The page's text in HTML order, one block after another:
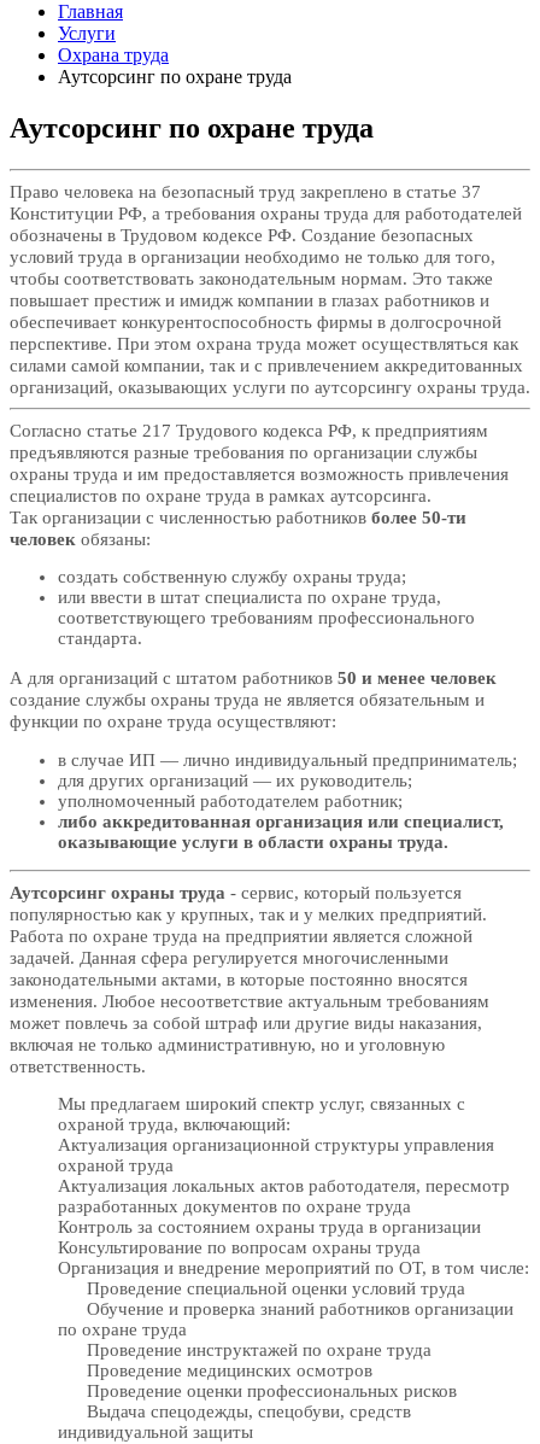
Главная
Услуги
Охрана труда
Аутсорсинг по охране труда
Аутсорсинг по охране труда
Право человека на безопасный труд закреплено в статье 37
Конституции РФ, а требования охраны труда для работодателей
обозначены в Трудовом кодексе РФ. Создание безопасных
условий труда в организации необходимо не только для того,
чтобы соответствовать законодательным нормам. Это также
повышает престиж и имидж компании в глазах работников и
обеспечивает конкурентоспособность фирмы в долгосрочной
перспективе. При этом охрана труда может осуществляться как
силами самой компании, так и с привлечением аккредитованных
организаций, оказывающих услуги по аутсорсингу охраны труда.
Согласно статье 217 Трудового кодекса РФ, к предприятиям
предъявляются разные требования по организации службы
охраны труда и им предоставляется возможность привлечения
специалистов по охране труда в рамках аутсорсинга.
Так организации с численностью работников более 50-ти
человек обязаны:
создать собственную службу охраны труда;
или ввести в штат специалиста по охране труда,
соответствующего требованиям профессионального
стандарта.
А для организаций с штатом работников 50 и менее человек
создание службы охраны труда не является обязательным и
функции по охране труда осуществляют:
в случае ИП — лично индивидуальный предприниматель;
для других организаций — их руководитель;
уполномоченный работодателем работник;
либо аккредитованная организация или специалист,
оказывающие услуги в области охраны труда.
Аутсорсинг охраны труда - сервис, который пользуется
популярностью как у крупных, так и у мелких предприятий.
Работа по охране труда на предприятии является сложной
задачей. Данная сфера регулируется многочисленными
законодательными актами, в которые постоянно вносятся
изменения. Любое несоответствие актуальным требованиям
может повлечь за собой штраф или другие виды наказания,
включая не только административную, но и уголовную
ответственность.
Мы предлагаем широкий спектр услуг, связанных с
охраной труда, включающий:
Актуализация организационной структуры управления
охраной труда
Актуализация локальных актов работодателя, пересмотр
разработанных документов по охране труда
Контроль за состоянием охраны труда в организации
Консультирование по вопросам охраны труда
Организация и внедрение мероприятий по ОТ, в том числе:
Проведение специальной оценки условий труда
Обучение и проверка знаний работников организации
по охране труда
Проведение инструктажей по охране труда
Проведение медицинских осмотров
Проведение оценки профессиональных рисков
Выдача спецодежды, спецобуви, средств
индивидуальной защиты